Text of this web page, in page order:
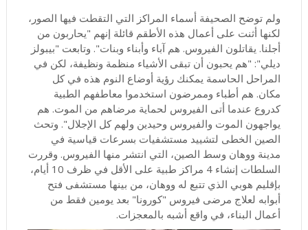
ولم توضح الصحيفة أسماء المراكز التي التقطت فيها الصور،
لكنها أثنت على أعمال هذه الأطقم قائلة إنهم "يحاربون من
أجلنا. يقاتلون الفيروس. هم آباء وأبناء وبنات". وتابعت "بيبولز
ديلي": "هم يحبون أن تبقى الأشياء منظمة ونظيفة، لكن في
المراحل الحاسمة يمكنك رؤية أوضاع النوم هذه في كل
مكان. هم أطباء وممرضون استخدموا معاطفهم الطبية
كدروع عندما أتى الفيروس لحماية مرضاهم من الموت. هم
يواجهون الموت والفيروس وحيدين ولهم كل الإجلال". وتحث
الصين الخطى لتشييد مستشفيات بسرعات قياسية في
مدينة ووهان وسط الصين، التي انتشر منها الفيروس. وقررت
السلطات إنشاء 4 مراكز طبية على الأقل في ظرف 10 أيام،
بإقليم هوبي الذي تتبع له ووهان، من بينها مستشفى فتح
أبوابه لعلاج مرضى فيروس "كورونا" بعد يومين فقط من
أعمال البناء، في واقع أشبه بالمعجزات.